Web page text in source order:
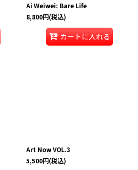
Ai Weiwei: Bare Life
8,800円(税込)
カートに入れる
Art Now VOL.3
5,500円(税込)